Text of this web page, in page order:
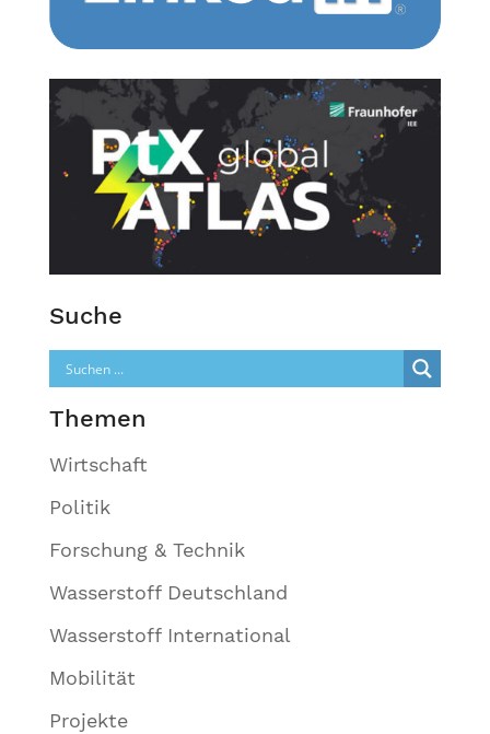
Suche
Themen
Wirtschaft
Politik
Forschung & Technik
Wasserstoff Deutschland
Wasserstoff International
Mobilität
Projekte